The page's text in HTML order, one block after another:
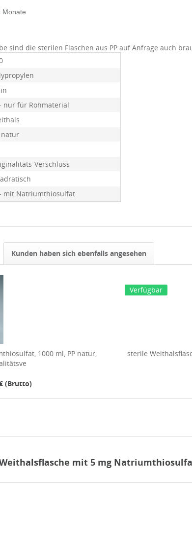
Monate
sind die sterilen Flaschen aus PP auf Anfrage auch
nur für Rohmaterial
natur
Verschluss
mit Natriumthiosulfat
Kunden haben sich ebenfalls angesehen
1000 ml, PP natur,
(Brutto)
Verfügbar
sterile
mit 5 mg